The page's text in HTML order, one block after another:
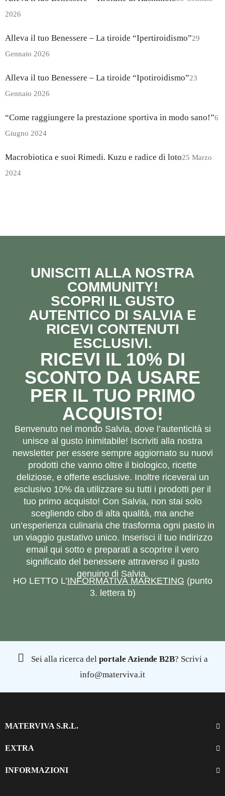
2026
Alleva il tuo Benessere – La tiroide “Ipertiroidismo”29
Gennaio 2026
Alleva il tuo Benessere – La tiroide “Ipotiroidismo”23
Gennaio 2026
“Come raggiungere la prestazione sportiva in modo sano!”6
Giugno 2024
Macrobiotica e suoi Rimedi. Kuzu e radice di loto25 Marzo
2024
UNISCITI ALLA NOSTRA
COMMUNITY!
SCOPRI IL GUSTO
AUTENTICO DI SALVIA E
RICEVI CONTENUTI
ESCLUSIVI.
RICEVI IL 10% DI
SCONTO DA USARE
PER IL TUO PRIMO
ACQUISTO!
Benvenuto nel mondo Salvia, dove l’autenticità si
unisce al gusto inimitabile! Iscriviti alla nostra
newsletter per essere sempre aggiornato su nuovi
prodotti che vanno oltre il biologico, ricette
deliziose, e offerte esclusive. Inoltre riceverai un
esclusivo 10% da utilizzare su tutti i prodotti per il
tuo primo acquisto! Con Salvia, non stai solo
scegliendo cibo di alta qualità, ma anche
un’esperienza culinaria che trasforma ogni pasto in
un viaggio gustativo unico. Inserisci il tuo indirizzo
email qui sotto e preparati a scoprire il vero
significato del benessere attraverso il gusto
genuino di Salvia.
HO LETTO L’INFORMATIVA MARKETING (punto
3. lettera b)
Sei alla ricerca del portale Aziende B2B? Scrivi a
info@materviva.it
MATERVIVA S.R.L.
EXTRA
INFORMAZIONI